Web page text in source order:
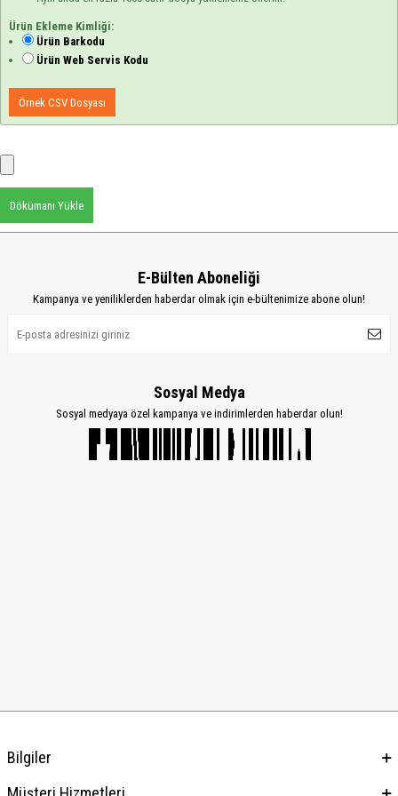
Ürün Ekleme Kimliği:
Ürün Barkodu
Ürün Web Servis Kodu
Örnek CSV Dosyası
Dökümanı Yükle
E-Bülten Aboneliği
Kampanya ve yeniliklerden haberdar olmak için e-bültenimize abone olun!
Sosyal Medya
Sosyal medyaya özel kampanya ve indirimlerden haberdar olun!
Bilgiler